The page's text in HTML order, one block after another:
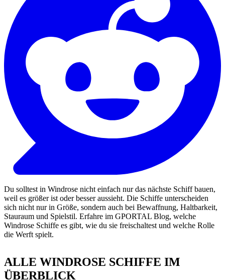
Du solltest in Windrose nicht einfach nur das nächste Schiff bauen,
weil es größer ist oder besser aussieht. Die Schiffe unterscheiden
sich nicht nur in Größe, sondern auch bei Bewaffnung, Haltbarkeit,
Stauraum und Spielstil. Erfahre im GPORTAL Blog, welche
Windrose Schiffe es gibt, wie du sie freischaltest und welche Rolle
die Werft spielt.
ALLE WINDROSE SCHIFFE IM
ÜBERBLICK